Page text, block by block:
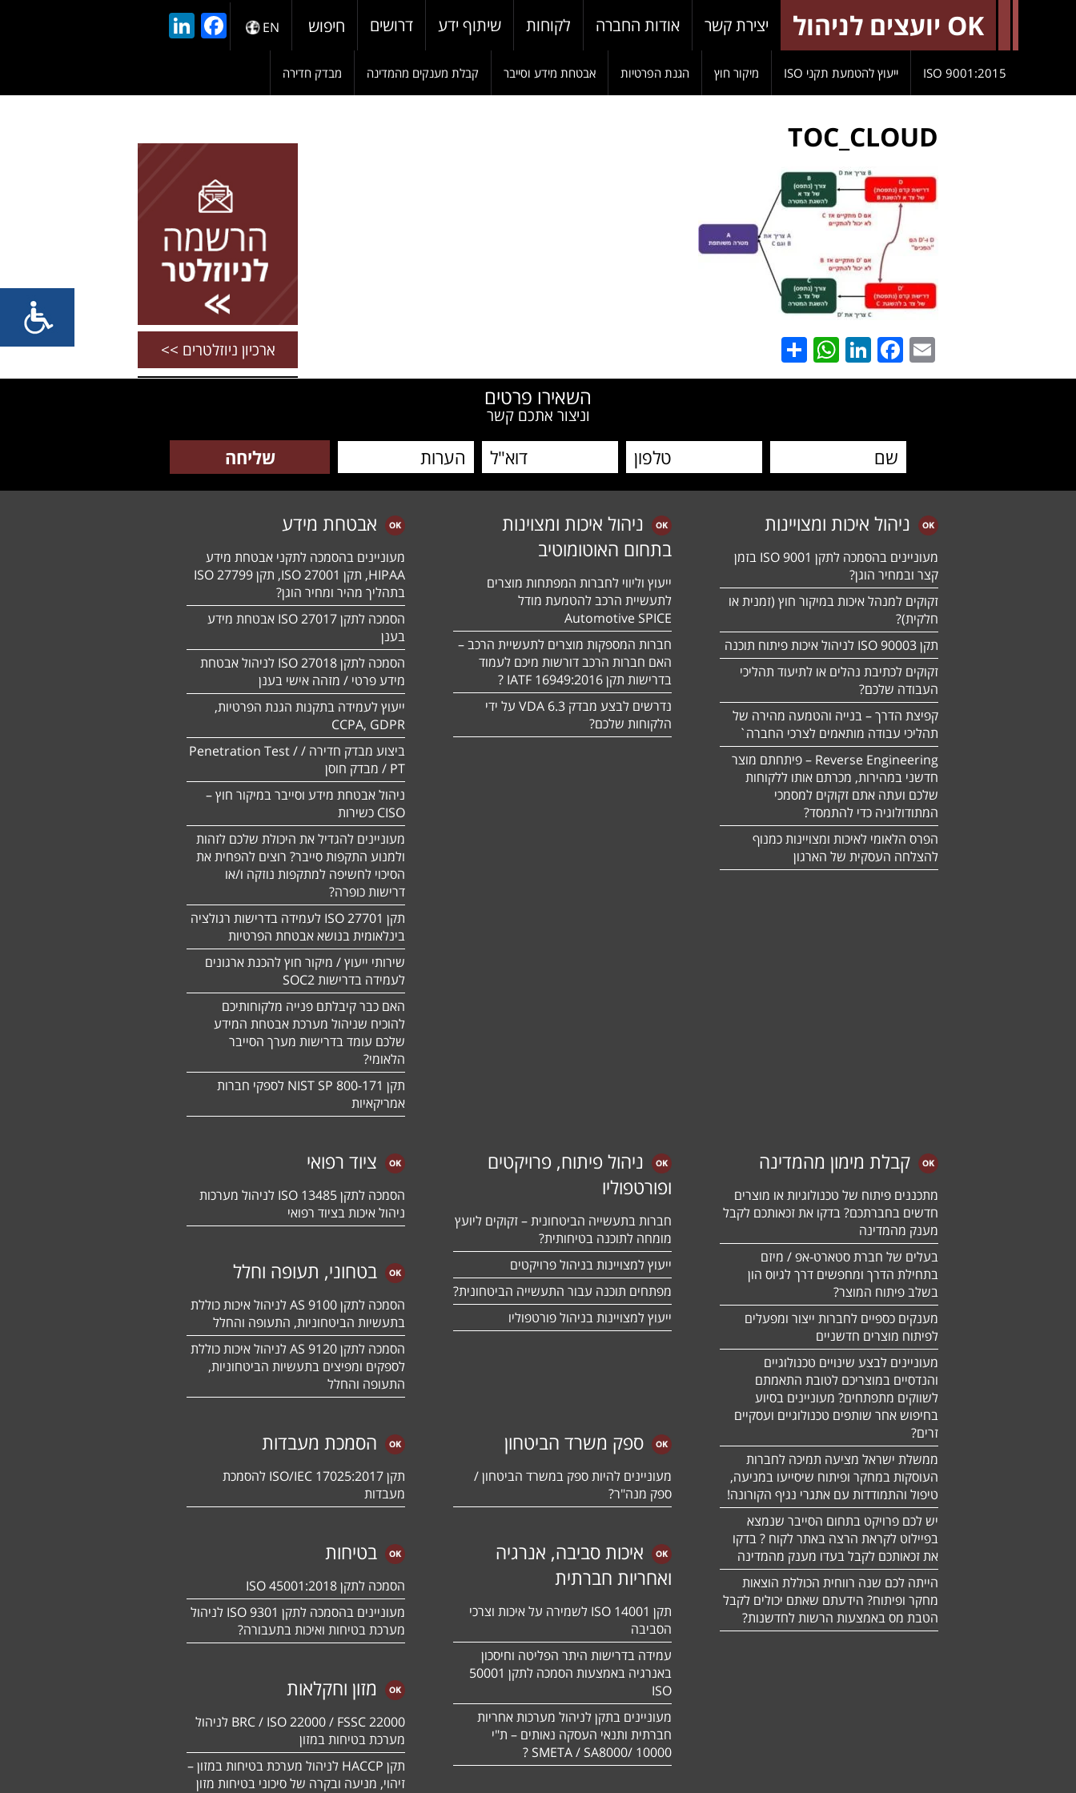
OK יועצים לניהול יצירת קשר אודות החברה לקוחות שיתוף ידע דרושים חיפוש EN
Facebook
9001:2015 ISO ייעוץ להטמעת תקני ISO מיקור חוץ הגנת הפרטיות אבטחת מידע וסייבר קבלת מענקים מהמדינה מבדק חדירה
TOC_CLOUD
Email
Facebook
LinkedIn
WhatsApp ארכיון ניוזלטרים >>
השאירו פרטים
וניצור אתכם קשר
ניהול איכות ומצויינות
מעוניינים בהסמכה לתקן ISO 9001 בזמן
קצר ובמחיר הוגן?
זקוקים למנהל איכות במיקור חוץ (זמנית או
חלקית)?
תקן ISO 90003 לניהול איכות פיתוח תוכנה
זקוקים לכתיבת נהלים או לתיעוד תהליכי
העבודה שלכם?
קפיצת הדרך – בנייה והטמעה מהירה של
תהליכי עבודה מותאמים לצרכי החברה`
Reverse Engineering – פיתחתם מוצר
חדשני במהירות, מכרתם אותו ללקוחות
שלכם ועתה אתם זקוקים למסמכי
המתודולוגיה כדי להתמסד?
הפרס הלאומי לאיכות ומצויינות כמנוף
להצלחה העסקית של הארגון
ניהול איכות ומצוינות
בתחום האוטומוטיב
ייעוץ וליווי לחברות המפתחות מוצרים
לתעשיית הרכב להטמעת מודל
Automotive SPICE
חברות המספקות מוצרים לתעשיית הרכב –
האם חברות הרכב דורשות מיכם לעמוד
בדרישות תקן 16949:2016 IATF ?
נדרשים לבצע מבדק VDA 6.3 על ידי
הלקוחות שלכם?
אבטחת מידע
מעוניינים בהסמכה לתקני אבטחת מידע
בתהליך מהיר ומחיר הוגן?
הסמכה לתקן 27017 ISO אבטחת מידע
בענן
הסמכה לתקן ISO 27018 לניהול אבטחת
מידע פרטי / מזהה אישי בענן
ייעוץ לעמידה בתקנות הגנת הפרטיות,
CCPA, GDPR
ביצוע מבדק חדירה / Penetration Test /
PT / מבדק חוסן
ניהול אבטחת מידע וסייבר במיקור חוץ –
CISO כשירות
מעוניינים להגדיל את היכולת שלכם לזהות
ולמנוע התקפות סייבר? רוצים להפחית את
הסיכוי לחשיפה למתקפות נוזקה ו/או
דרישות כופרה?
תקן 27701 ISO לעמידה בדרישות רגולציה
בינלאומית בנושא אבטחת הפרטיות
שירותי ייעוץ / מיקור חוץ להכנת ארגונים
לעמידה בדרישות SOC2
האם כבר קיבלתם פנייה מלקוחותיכם
להוכיח שניהול מערכת אבטחת המידע
שלכם עומד בדרישות מערך הסייבר
הלאומי?
תקן NIST SP 800-171 לספקי חברות
אמריקאיות
קבלת מימון מהמדינה
מתכננים פיתוח של טכנולוגיות או מוצרים
חדשים בחברתכם? בדקו את זכאותכם לקבל
מענק מהמדינה
בעלים של חברת סטארט-אפ / מיזם
בתחילת הדרך ומחפשים דרך לגיוס הון
בשלב פיתוח המוצר?
מענקים כספיים לחברות ייצור ומפעלים
לפיתוח מוצרים חדשניים
מעוניינים לבצע שינויים טכנולוגיים
והנדסיים במוצריכם לטובת התאמתם
לשווקים מתפתחים? מעוניינים בסיוע
בחיפוש אחר שותפים טכנולוגיים ועסקיים
זרים?
ממשלת ישראל מציעה תמיכה לחברות
העוסקות במחקר ופיתוח שיסייעו במניעה,
טיפול והתמודדות עם אתגרי נגיף הקורונה!
יש לכם פרויקט בתחום הסייבר שנמצא
בפיילוט לקראת הרצה באתר לקוח ? בדקו
את זכאותכם לקבל בעדו מענק מהמדינה
הייתה לכם שנה רווחית הכוללת הוצאות
מחקר ופיתוח? הידעתם שאתם יכולים לקבל
הטבת מס באמצעות הרשות לחדשנות?
ניהול פיתוח, פרויקטים
ופורטפוליו
חברות בתעשייה הביטחונית – זקוקים ליועץ
מומחה לתוכנה בטיחותית?
ייעוץ למצויינות בניהול פרויקטים
מפתחים תוכנה עבור התעשייה הביטחונית?
ייעוץ למצויינות בניהול פורטפוליו
ציוד רפואי
הסמכה לתקן 13485 ISO לניהול מערכות
ניהול איכות בציוד רפואי
בטחוני, תעופה וחלל
הסמכה לתקן 9100 AS לניהול איכות כוללת
בתעשיות הביטחוניות, התעופה והחלל
הסמכה לתקן 9120 AS לניהול איכות כוללת
לספקים ומפיצים בתעשיות הביטחוניות,
התעופה והחלל
ספק משרד הביטחון
מעוניינים להיות ספק במשרד הביטחון /
ספק מנה"ר?
הסמכת מעבדות
תקן ISO/IEC 17025:2017 להסמכת
מעבדות
איכות סביבה, אנרגיה
ואחריות חברתית
תקן ISO 14001 לשמירה על איכות וצרכי
הסביבה
עמידה בדרישות היתר הפליטה וחיסכון
באנרגיה באמצעות הסמכה לתקן 50001
ISO
מעוניינים בתקן לניהול מערכות אחריות
חברתית ותנאי העסקה נאותים – ת"י
10000 /SMETA / SA8000 ?
בטיחות
הסמכה לתקן ISO 45001:2018
מעוניינים בהסמכה לתקן ISO 9301 לניהול
מערכת בטיחות ואיכות בתעבורה?
מזון וחקלאות
BRC / ISO 22000 / FSSC 22000 לניהול
מערכת בטיחות במזון
תקן HACCP לניהול מערכת בטיחות במזון –
זיהוי, מניעה ובקרה של סיכוני בטיחות מזון